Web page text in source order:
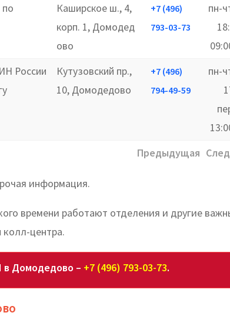
Каширское ш., 4,
корп. 1, Домодед
ово
+7 (496)
793-03-73
пн-
России
Кутузовский пр.,
10, Домодедово
+7 (496)
794-49-59
пн-
Предыдущая
информация.
времени работают отделения и другие
центра.
в Домодедово – +7 (496) 793-03-73.